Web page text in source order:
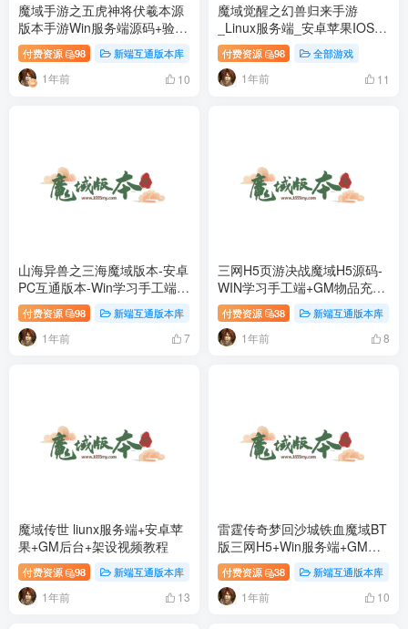
魔域手游之五虎神将伏羲本源
版本手游Win服务端源码+验证
+GM全套工具
付费资源 98 新端互通版本库
1年前 10
魔域觉醒之幻兽归来手游
_Linux服务端_安卓苹果IOS双
端付费资源 98 全部游戏
1年前 11
山海异兽之三海魔域版本-安卓
PC互通版本-Win学习手工端源
码付费资源 98 新端互通版本库
1年前 7
三网H5页游决战魔域H5源码-
WIN学习手工端+GM物品充值
后台
付费资源 38 新端互通版本库
1年前 8
魔域传世 liunx服务端+安卓苹
果+GM后台+架设视频教程
付费资源 98 新端互通版本库
1年前 13
雷霆传奇梦回沙城铁血魔域BT
版三网H5+Win服务端+GM授
权网页后台工具
付费资源 38 新端互通版本库
1年前 10